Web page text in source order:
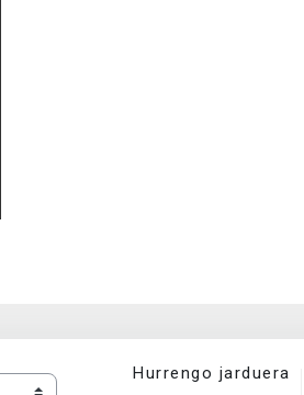
Hurrengo jarduera